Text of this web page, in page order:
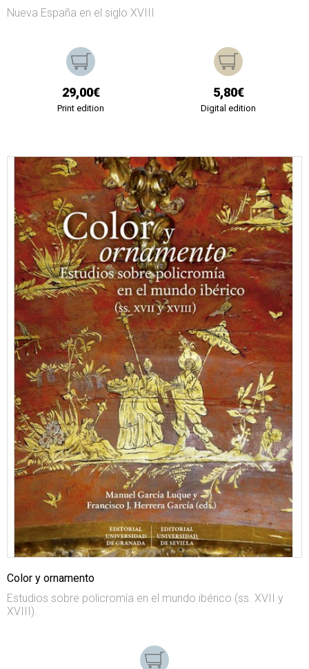
Nueva España en el siglo XVIII
29,00€
Print edition
5,80€
Digital edition
Color y ornamento
Estudios sobre policromía en el mundo ibérico (ss. XVII y
XVIII).